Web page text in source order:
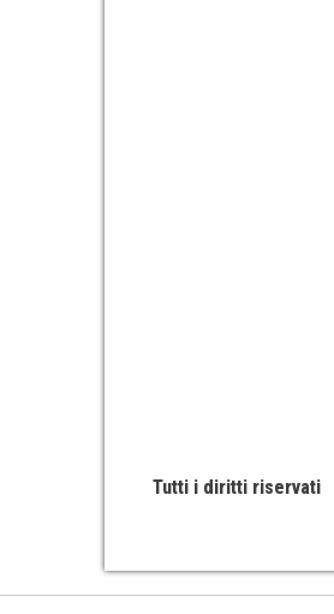
Tutti i diritti riservati